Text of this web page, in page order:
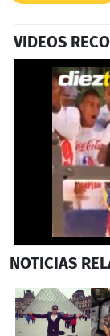
VIDEOS
seconds
3
minutes,
42
seconds
NOTICIAS